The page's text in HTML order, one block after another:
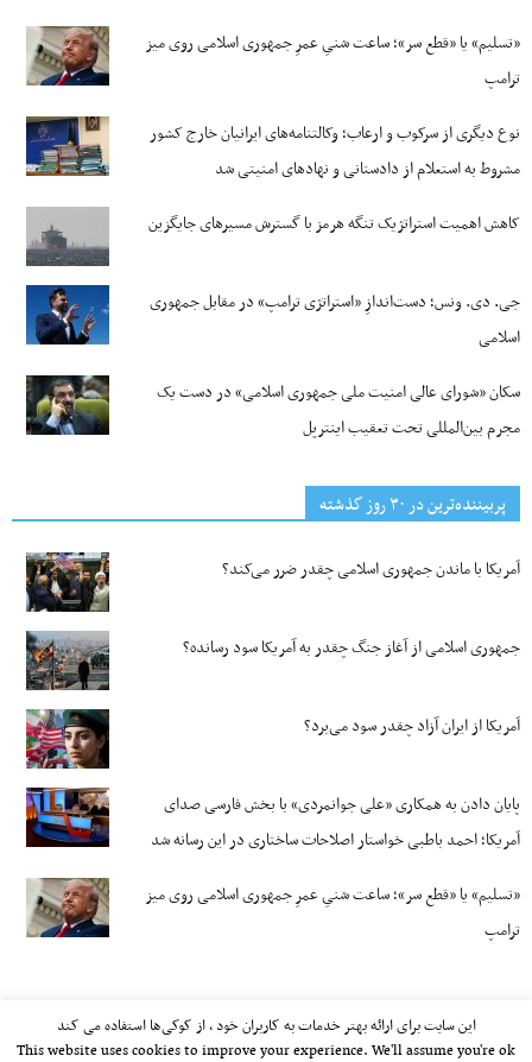
«تسلیم» یا «قطع سر»؛ ساعت شنیِ عمرِ جمهوری اسلامی روی میز
ترامپ
نوع دیگری از سرکوب و ارعاب؛ وکالتنامه‌های ایرانیان خارج کشور
مشروط به استعلام از دادستانی و نهادهای امنیتی شد
کاهش اهمیت استراتژیک تنگه‌ هرمز با گسترش مسیرهای جایگزین
جی‌. دی. ونس؛ دست‌اندازِ «استراتژی ترامپ» در مقابل جمهوری
اسلامی
سکان «شورای عالی امنیت ملی جمهوری اسلامی» در دست یک
مجرم بین‌المللی تحت تعقیب اینترپل
پربیننده‌ترین‌ در ۳۰ روز گذشته
آمریکا با ماندن جمهوری اسلامی چقدر ضرر می‌کند؟
جمهوری اسلامی از آغاز جنگ چقدر به آمریکا سود رسانده؟
آمریکا از ایران آزاد چقدر سود می‌برد؟
پایان دادن به همکاری «علی جوانمردی» با بخش فارسی صدای
آمریکا؛ احمد باطبی خواستار اصلاحات ساختاری در این رسانه شد
«تسلیم» یا «قطع سر»؛ ساعت شنیِ عمرِ جمهوری اسلامی روی میز
ترامپ
این سایت برای ارائه بهتر خدمات به کاربران خود ، از کوکی‌ها استفاده می کند
This website uses cookies to improve your experience. We'll assume you're ok